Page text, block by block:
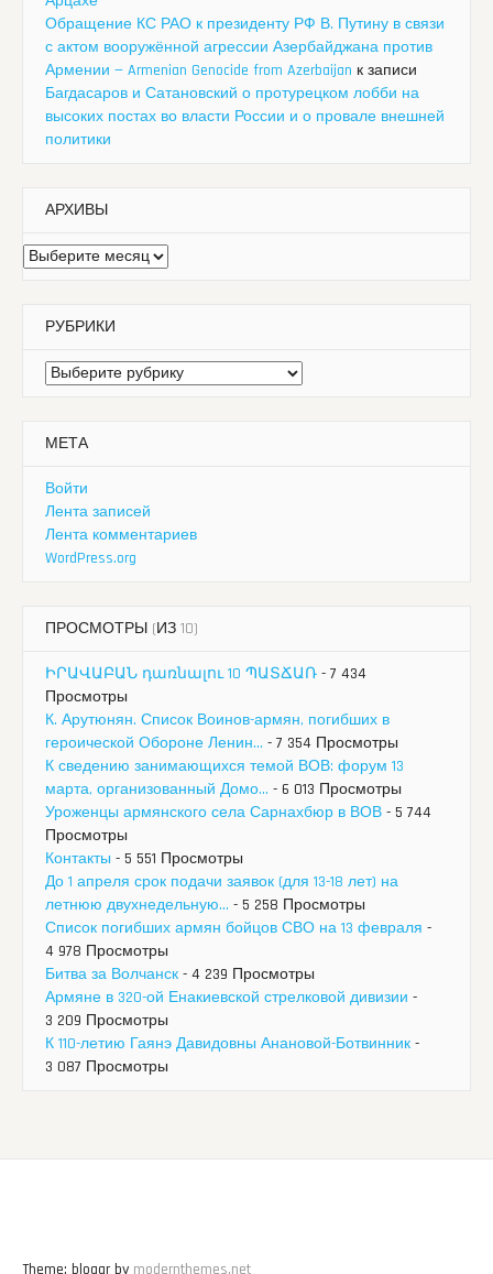
Обращение КС РАО к президенту РФ В. Путину в связи
с актом вооружённой агрессии Азербайджана против
Армении — Armenian Genocide from Azerbaijan к записи
Багдасаров и Сатановский о протурецком лобби на
высоких постах во власти России и о провале внешней
политики
АРХИВЫ
Архивы
РУБРИКИ
Рубрики
МЕТА
Войти
Лента записей
Лента комментариев
WordPress.org
ПРОСМОТРЫ (ИЗ 10)
ԻՐԱՎԱԲԱՆ դառնալու 10 ՊԱՏՃԱՌ - 7 434
Просмотры
К. Арутюнян. Список Воинов-армян, погибших в
героической Обороне Ленин... - 7 354 Просмотры
К сведению занимающихся темой ВОВ: форум 13
марта, организованный Домо... - 6 013 Просмотры
Уроженцы армянского села Сарнахбюр в ВОВ - 5 744
Просмотры
Контакты - 5 551 Просмотры
До 1 апреля срок подачи заявок (для 13-18 лет) на
летнюю двухнедельную... - 5 258 Просмотры
Список погибших армян бойцов СВО на 13 февраля -
4 978 Просмотры
Битва за Волчанск - 4 239 Просмотры
Армяне в 320-ой Енакиевской стрелковой дивизии -
3 209 Просмотры
К 110-летию Гаянэ Давидовны Анановой-Ботвинник -
3 087 Просмотры
Theme: bloggr by modernthemes.net